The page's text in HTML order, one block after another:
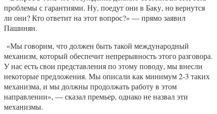
проблемы с гарантиями. Ну, поедут они в Баку, но вернутся
ли они? Кто ответит на этот вопрос?» — прямо заявил
Пашинян.
«Мы говорим, что должен быть такой международный
механизм, который обеспечит непрерывность этого разговора.
У нас есть свои представления по этому поводу, мы внесли
некоторые предложения. Мы описали как минимум 2-3 таких
механизма, и мы должны продолжать работу в этом
направлении», — сказал премьер, однако не назвал эти
механизмы.